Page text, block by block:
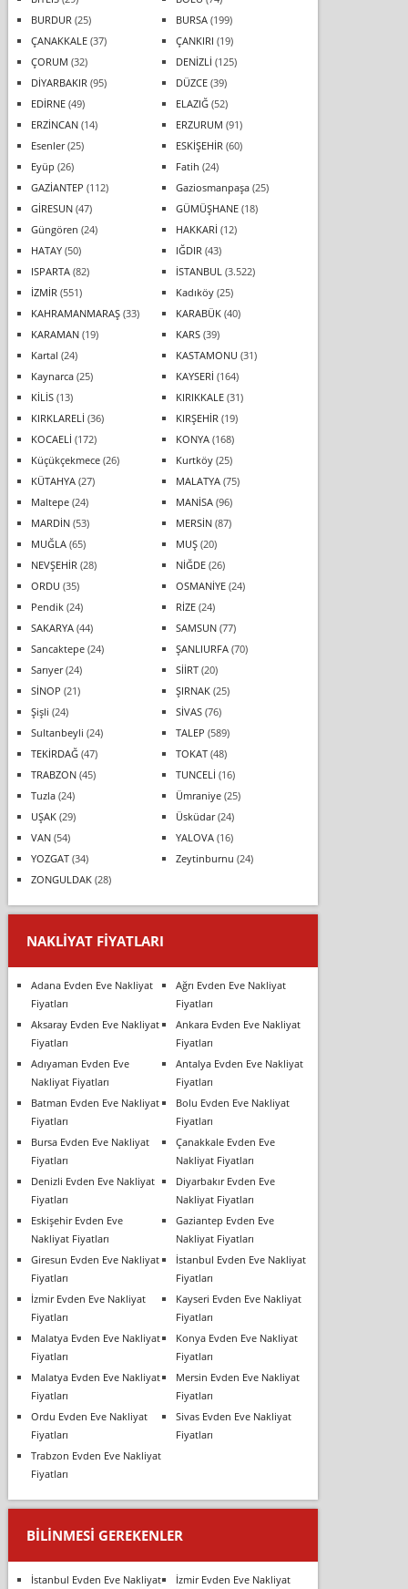
BURDUR (25) BURSA(199)
ÇANAKKALE(37) ÇANKIRI (19)
ÇORUM (32) DENİZLİ (125)
DİYARBAKIR (95) DÜZCE(39)
EDİRNE(49) ELAZIĞ(52)
ERZİNCAN(14) ERZURUM (91)
Esenler(25) ESKİŞEHİR (60)
Eyüp (26) Fatih (24)
GAZİANTEP (112) Gaziosmanpaşa(25)
GİRESUN(47) GÜMÜŞHANE(18)
Güngören (24) HAKKARİ (12)
HATAY(50) IĞDIR (43)
ISPARTA(82) İSTANBUL (3.522)
İZMİR (551) Kadıköy(25)
KAHRAMANMARAŞ(33) KARABÜK(40)
KARAMAN(19) KARS(39)
Kartal (24) KASTAMONU (31)
Kaynarca(25) KAYSERİ (164)
KİLİS(13) KIRIKKALE(31)
KIRKLARELİ (36) KIRŞEHİR (19)
KOCAELİ (172) KONYA(168)
Küçükçekmece(26) Kurtköy(25)
KÜTAHYA(27) MALATYA(75)
Maltepe(24) MANİSA(96)
MARDİN(53) MERSİN(87)
MUĞLA(65) MUŞ(20)
NEVŞEHİR (28) NİĞDE(26)
ORDU (35) OSMANİYE(24)
Pendik(24) RİZE(24)
SAKARYA(44) SAMSUN(77)
Sancaktepe(24) ŞANLIURFA(70)
Sarıyer(24) SİİRT(20)
SİNOP (21) ŞIRNAK(25)
Şişli (24) SİVAS(76)
Sultanbeyli (24) TALEP (589)
TEKİRDAĞ(47) TOKAT(48)
TRABZON(45) TUNCELİ (16)
Tuzla(24) Ümraniye(25)
UŞAK(29) Üsküdar(24)
VAN(54) YALOVA(16)
YOZGAT(34) Zeytinburnu (24)
ZONGULDAK(28)
NAKLIYAT FIYATLARI
Adana Evden Eve Nakliyat
Fiyatları
Ağrı Evden Eve Nakliyat
Fiyatları
Aksaray Evden Eve Nakliyat
Fiyatları
Ankara Evden Eve Nakliyat
Fiyatları
Adıyaman Evden Eve
Nakliyat Fiyatları
Antalya Evden Eve Nakliyat
Fiyatları
Batman Evden Eve Nakliyat
Fiyatları
Bolu Evden Eve Nakliyat
Fiyatları
Bursa Evden Eve Nakliyat
Fiyatları
Çanakkale Evden Eve
Nakliyat Fiyatları
Denizli Evden Eve Nakliyat
Fiyatları
Diyarbakır Evden Eve
Nakliyat Fiyatları
Eskişehir Evden Eve
Nakliyat Fiyatları
Gaziantep Evden Eve
Nakliyat Fiyatları
Giresun Evden Eve Nakliyat
Fiyatları
İstanbul Evden Eve Nakliyat
Fiyatları
İzmir Evden Eve Nakliyat
Fiyatları
Kayseri Evden Eve Nakliyat
Fiyatları
Malatya Evden Eve Nakliyat
Fiyatları
Konya Evden Eve Nakliyat
Fiyatları
Malatya Evden Eve Nakliyat
Fiyatları
Mersin Evden Eve Nakliyat
Fiyatları
Ordu Evden Eve Nakliyat
Fiyatları
Sivas Evden Eve Nakliyat
Fiyatları
Trabzon Evden Eve Nakliyat
Fiyatları
BILINMESI GEREKENLER
İstanbul Evden Eve Nakliyat
İzmir Evden Eve Nakliyat